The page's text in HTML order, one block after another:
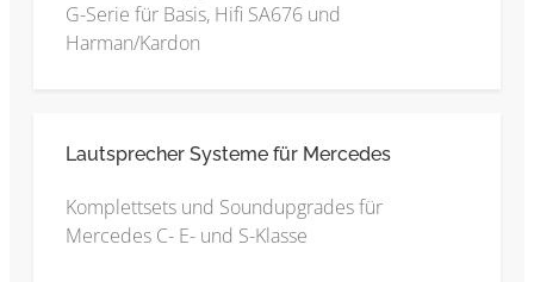
G-Serie für Basis, Hifi SA676 und
Harman/Kardon
Lautsprecher Systeme für Mercedes
Komplettsets und Soundupgrades für
Mercedes C- E- und S-Klasse